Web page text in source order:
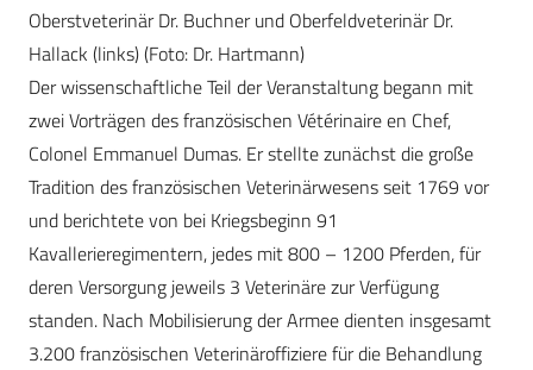
Oberstveterinär Dr. Buchner und Oberfeldveterinär Dr.
Hallack (links) (Foto: Dr. Hartmann)
Der wissenschaftliche Teil der Veranstaltung begann mit
zwei Vorträgen des französischen Vétérinaire en Chef,
Colonel ­Emmanuel Dumas. Er stellte zunächst die große
Tradition des französischen Veterinärwesens seit 1769 vor
und berichtete von bei Kriegsbeginn 91
Kavallerieregimentern, jedes mit 800 – 1200 Pferden, für
deren Versorgung jeweils 3 Veterinäre zur Verfügung
standen. Nach Mobilisierung der Armee dienten insgesamt
3.200 französischen Veterinäroffiziere für die Behandlung